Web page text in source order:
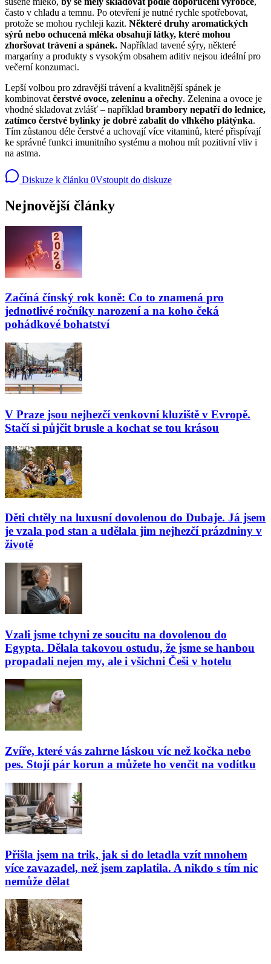
často v chladu a temnu. Po otevření je nutné rychle spotřebovat,
protože se mohou rychleji kazit. Některé druhy aromatických
sýrů nebo ochucená mléka obsahují látky, které mohou
zhoršovat trávení a spánek. Například tavené sýry, některé
margaríny a produkty s vysokým obsahem aditiv nejsou ideální pro
večerní konzumaci.
Lepší volbou pro zdravější trávení a kvalitnější spánek je
kombinovat čerstvé ovoce, zeleninu a ořechy. Zelenina a ovoce je
vhodné skladovat zvlášť – například brambory nepatří do lednice,
zatímco čerstvé bylinky je dobré zabalit do vlhkého plátýnka.
Tím zůstanou déle čerstvé a uchovají více vitaminů, které přispívají
ke správné funkci imunitního systému a mohou mít pozitivní vliv i
na astma.
Diskuze k článku 0Vstoupit do diskuze
Nejnovější články
Začíná čínský rok koně: Co to znamená pro
jednotlivé ročníky narození a na koho čeká
pohádkové bohatství
V Praze jsou nejhezčí venkovní kluziště v Evropě.
Stačí si půjčit brusle a kochat se tou krásou
Děti chtěly na luxusní dovolenou do Dubaje. Já jsem
je vzala pod stan a udělala jim nejhezčí prázdniny v
životě
Vzali jsme tchyni ze soucitu na dovolenou do
Egypta. Dělala takovou ostudu, že jsme se hanbou
propadali nejen my, ale i všichni Češi v hotelu
Zvíře, které vás zahrne láskou víc než kočka nebo
pes. Stojí pár korun a můžete ho venčit na vodítku
Přišla jsem na trik, jak si do letadla vzít mnohem
více zavazadel, než jsem zaplatila. A nikdo s tím nic
nemůže dělat